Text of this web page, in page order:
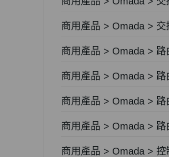
商用產品 > Omada >
商用產品 > Omada >
商用產品 > Omada >
商用產品 > Omada >
商用產品 > Omada >
商用產品 > Omada >